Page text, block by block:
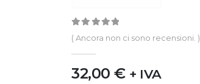
0out of 5
( Ancora non ci sono recensioni. )
32,00€ + IVA